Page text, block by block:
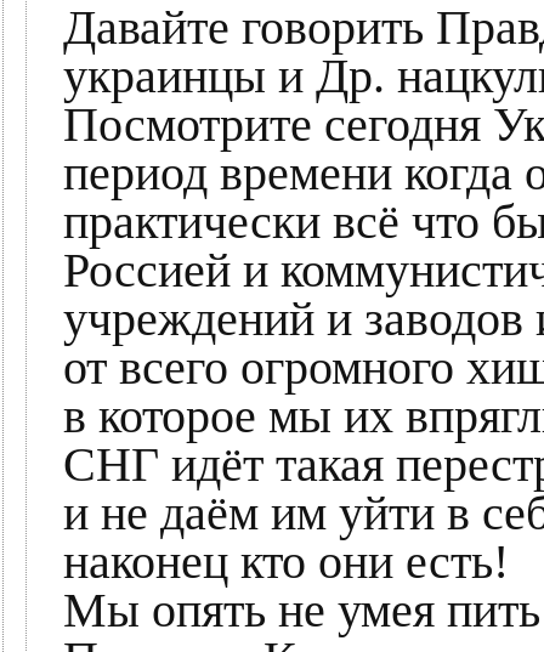
Давайте говорить
украинцы и Др.
Посмотрите сегодня
период времени когда
практически всё что
Россией и
учреждений и
от всего огромного
в которое мы их
СНГ идёт такая
и не даём им уйти в
наконец кто они есть!
Мы опять не умея